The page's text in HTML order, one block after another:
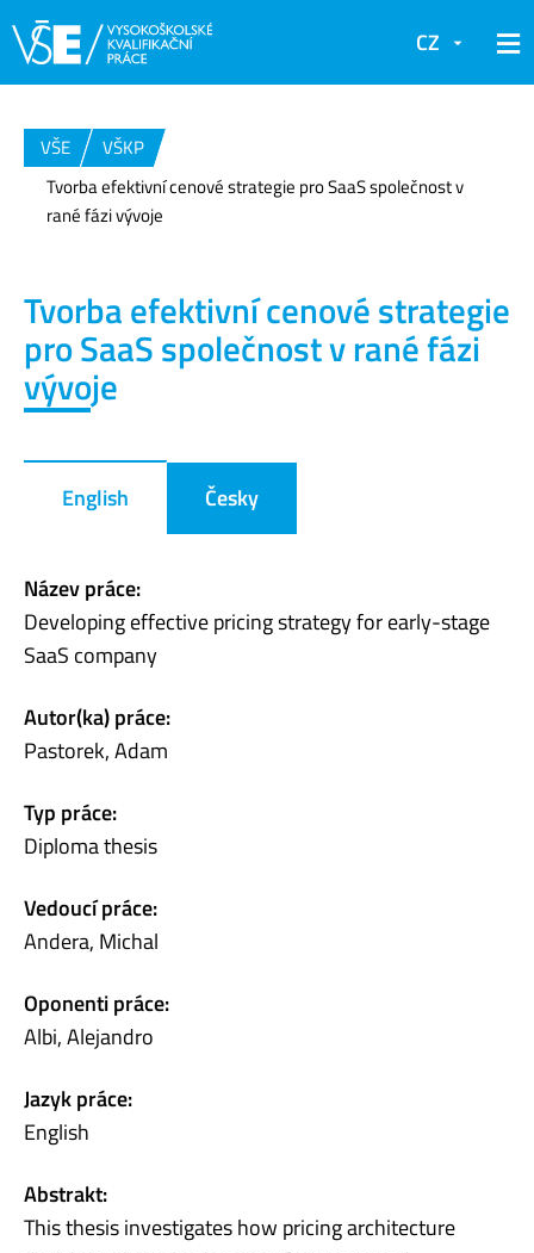
CZ
VŠE
VŠKP
Tvorba efektivní cenové strategie pro SaaS společnost v
rané fázi vývoje
Tvorba efektivní cenové strategie
pro SaaS společnost v rané fázi
vývoje
English Česky
Název práce:
Developing effective pricing strategy for early-stage
SaaS company
Autor(ka) práce:
Pastorek, Adam
Typ práce:
Diploma thesis
Vedoucí práce:
Andera, Michal
Oponenti práce:
Albi, Alejandro
Jazyk práce:
English
Abstrakt:
This thesis investigates how pricing architecture